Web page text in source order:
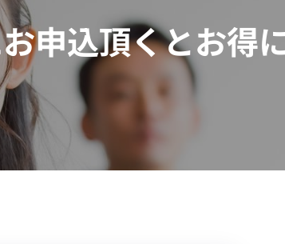
申込頂くとお得